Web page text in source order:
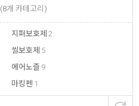
(8개 카테고리)
지퍼보호제 2
씰보호제 5
에어노즐 9
마킹펜 1